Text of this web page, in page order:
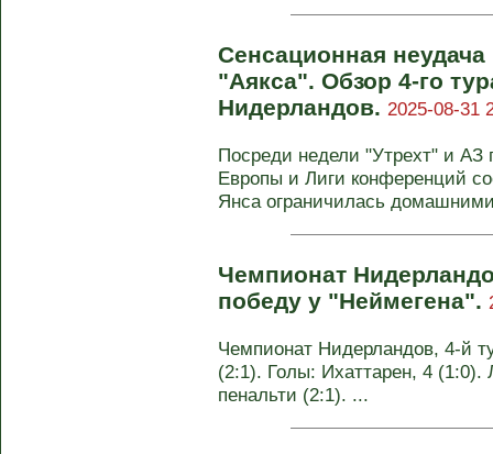
Сенсационная
"Аякса". Обзор 4-го
Нидерландов. 2025-08-31
Посреди недели "Утрехт" и
Европы и Лиги конференций
Янса ограничилась
Чемпионат
победу у "Неймегена".
Чемпионат Нидерландов, 4-й
(2:1). Голы: Ихаттарен, 4 (1:0).
пенальти (2:1). ...